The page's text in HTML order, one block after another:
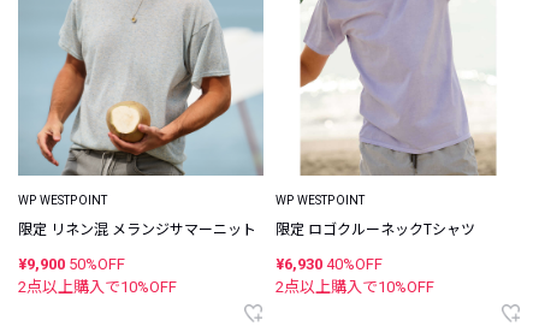
WP WESTPOINT
限定 リネン混 メランジサマーニット
¥9,900 50%OFF
2点以上購入で10%OFF
WP WESTPOINT
限定 ロゴクルーネックTシャツ
¥6,930 40%OFF
2点以上購入で10%OFF